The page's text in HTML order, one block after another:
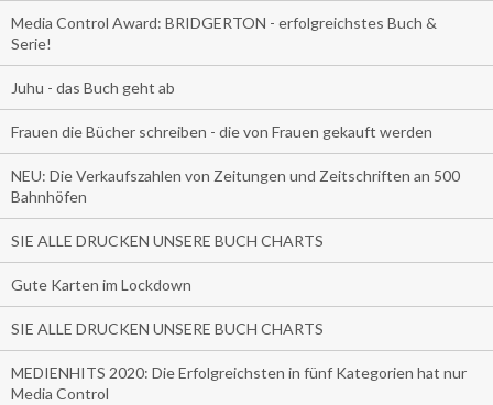
Media Control Award: BRIDGERTON - erfolgreichstes Buch &
Serie!
Juhu - das Buch geht ab
Frauen die Bücher schreiben - die von Frauen gekauft werden
NEU: Die Verkaufszahlen von Zeitungen und Zeitschriften an 500
Bahnhöfen
SIE ALLE DRUCKEN UNSERE BUCH CHARTS
Gute Karten im Lockdown
SIE ALLE DRUCKEN UNSERE BUCH CHARTS
MEDIENHITS 2020: Die Erfolgreichsten in fünf Kategorien hat nur
Media Control